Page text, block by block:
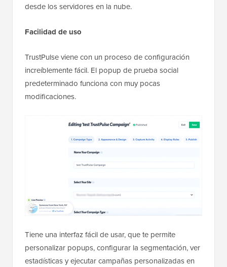
desde los servidores en la nube.
Facilidad de uso
TrustPulse viene con un proceso de configuración
increíblemente fácil. El popup de prueba social
predeterminado funciona con muy pocas
modificaciones.
Tiene una interfaz fácil de usar, que te permite
personalizar popups, configurar la segmentación, ver
estadísticas y ejecutar campañas personalizadas en